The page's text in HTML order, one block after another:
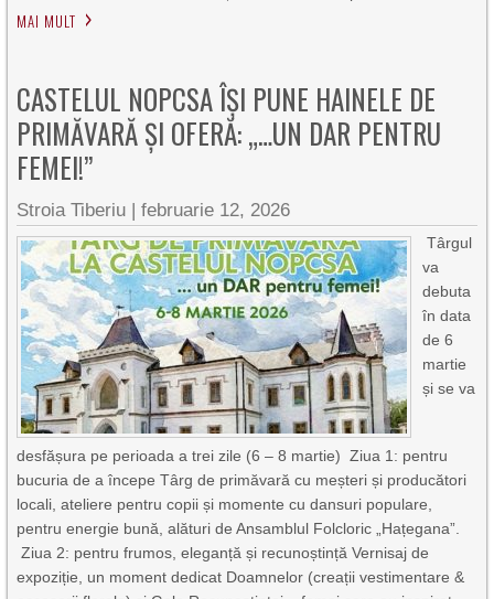
MAI MULT
CASTELUL NOPCSA ÎȘI PUNE HAINELE DE
PRIMĂVARĂ ȘI OFERĂ: „…UN DAR PENTRU
FEMEI!”
Stroia Tiberiu |februarie 12, 2026
Târgul
va
debuta
în data
de 6
martie
și se va
desfășura pe perioada a trei zile (6 – 8 martie) Ziua 1: pentru
bucuria de a începe Târg de primăvară cu meșteri și producători
locali, ateliere pentru copii și momente cu dansuri populare,
pentru energie bună, alături de Ansamblul Folcloric „Hațegana”.
Ziua 2: pentru frumos, eleganță și recunoștință Vernisaj de
expoziție, un moment dedicat Doamnelor (creații vestimentare &